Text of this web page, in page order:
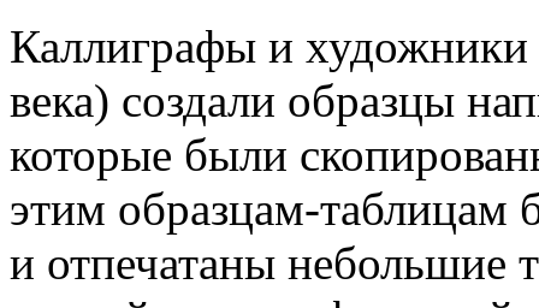
Каллиграфы и
века) создали образцы
которые были
этим образцам-
и отпечатаны небольшие